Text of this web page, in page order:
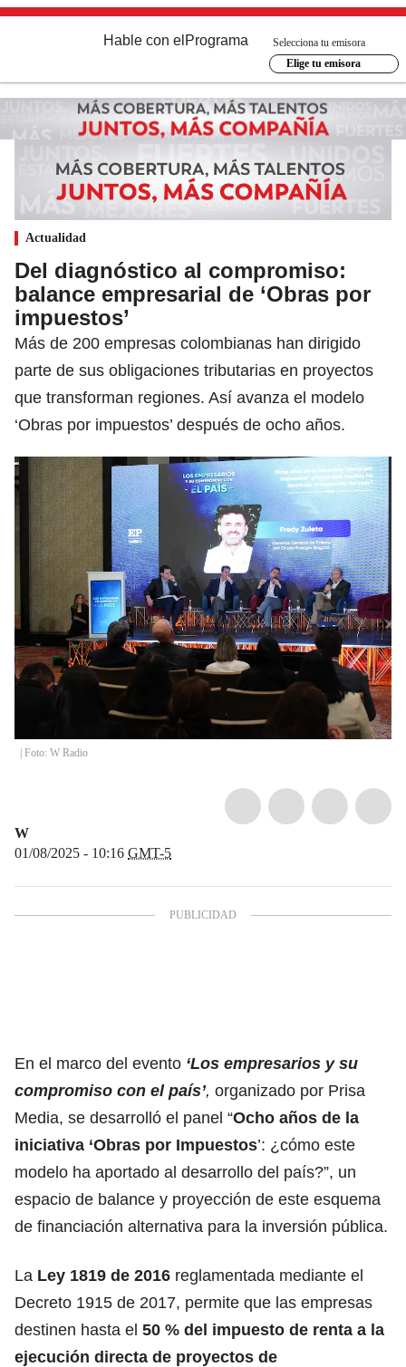
Hable con el Programa
Selecciona tu emisora
Elige tu emisora
Actualidad
Del diagnóstico al compromiso:
balance empresarial de ‘Obras por
impuestos’
Más de 200 empresas colombianas han dirigido
parte de sus obligaciones tributarias en proyectos
que transforman regiones. Así avanza el modelo
‘Obras por impuestos’ después de ocho años.
| Foto: W Radio
W
01/08/2025 - 10:16 GMT-5
En el marco del evento ‘Los empresarios y su
compromiso con el país’, organizado por Prisa
Media, se desarrolló el panel “Ocho años de la
iniciativa ‘Obras por Impuestos’: ¿cómo este
modelo ha aportado al desarrollo del país?”, un
espacio de balance y proyección de este esquema
de financiación alternativa para la inversión pública.
La Ley 1819 de 2016 reglamentada mediante el
Decreto 1915 de 2017, permite que las empresas
destinen hasta el 50 % del impuesto de renta a la
ejecución directa de proyectos de